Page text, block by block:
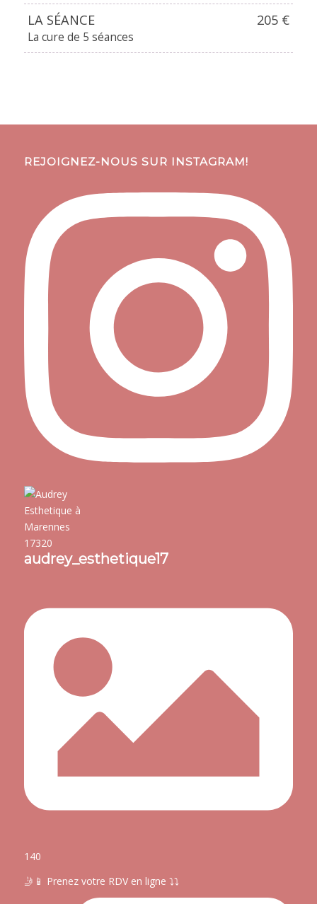
LA SÉANCE
205 €
La cure de 5 séances
REJOIGNEZ-NOUS SUR INSTAGRAM!
audrey_esthetique17
140
🤳📱 Prenez votre RDV en ligne ⤵️⤵️